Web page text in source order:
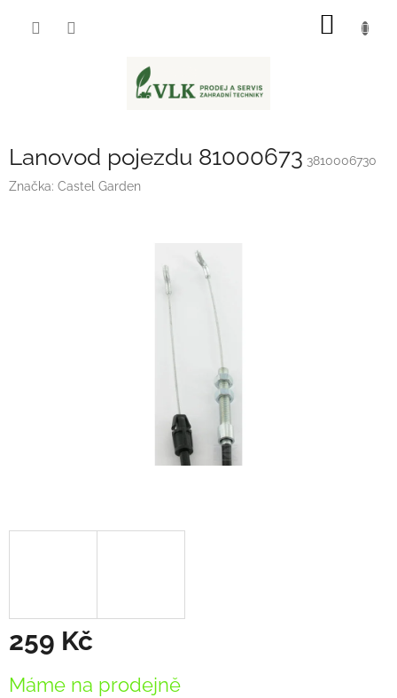
Lanovod pojezdu 81000673 3810006730
Značka: Castel Garden
259 Kč
cena:
Máme na prodejně